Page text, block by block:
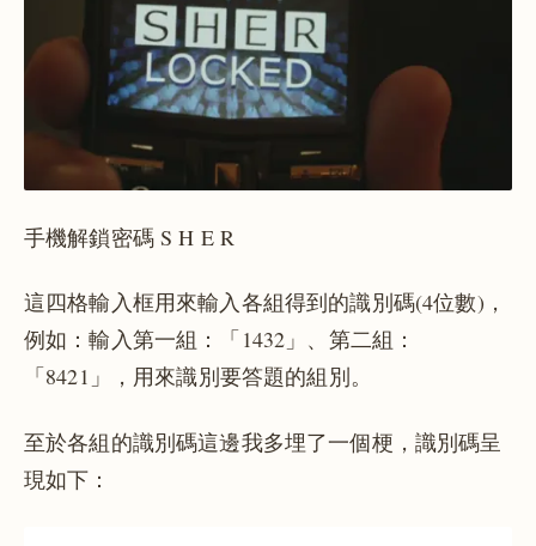
手機解鎖密碼 S H E R
這四格輸入框用來輸入各組得到的識別碼(4位數)，
例如：輸入第一組：「1432」、第二組：
「8421」，用來識別要答題的組別。
至於各組的識別碼這邊我多埋了一個梗，識別碼呈
現如下：